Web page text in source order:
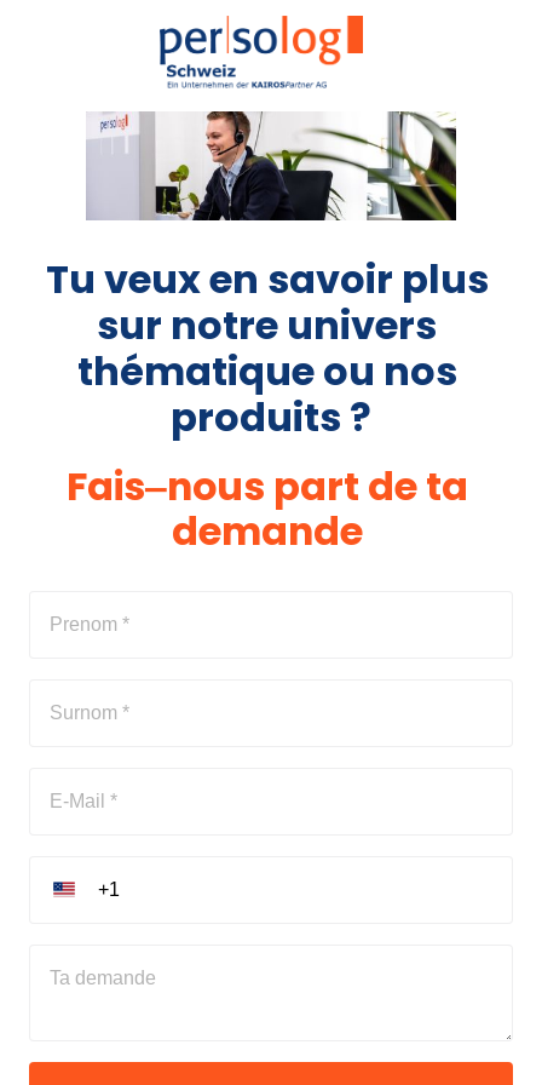
Tu veux en savoir plus
sur notre univers
thématique ou nos
produits ?
Fais‒nous part de
demande